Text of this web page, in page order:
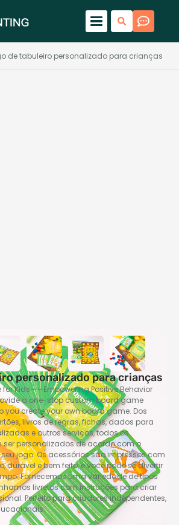
de tabuleiro personalizado para crianças
personalizado para crianças
Kids——Empowering Positive Behavior
a one-stop custom board game
you create your own board game. Dos
livros de regras, fichas, dados para
e outros serviços, todos os
ser personalizados de acordo com o
jogo. Os acessórios são impressos com
durável e bem feito, e você pode se divertir
Fornecemos uma variedade de tipos
livretos com instruções para criar
Perfeito para criadores independentes,